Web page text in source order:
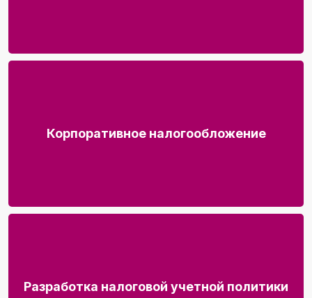
Корпоративное налогообложение
Разработка налоговой учетной политики